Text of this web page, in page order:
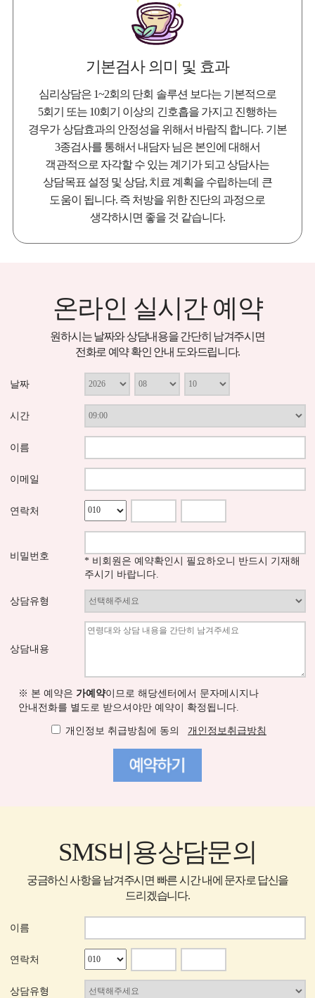
기본검사 의미 및 효과
심리상담은 1~2회의 단회 솔루션 보다는 기본적으로
5회기 또는 10회기 이상의 긴호흡을 가지고 진행하는
경우가 상담효과의 안정성을 위해서 바람직 합니다. 기본
3종검사를 통해서 내담자 님은 본인에 대해서
객관적으로 자각할 수 있는 계기가 되고 상담사는
상담목표 설정 및 상담, 치료 계획을 수립하는데 큰
도움이 됩니다. 즉 처방을 위한 진단의 과정으로
생각하시면 좋을 것 같습니다.
온라인 실시간 예약
원하시는 날짜와 상담내용을 간단히 남겨주시면
전화로 예약 확인 안내 도와드립니다.
날짜
시간
이름
이메일
연락처
비밀번호
* 비회원은 예약확인시 필요하오니 반드시 기재해
주시기 바랍니다.
상담유형
상담내용
※ 본 예약은 가예약이므로 해당센터에서 문자메시지나
안내전화를 별도로 받으셔야만 예약이 확정됩니다.
개인정보 취급방침에 동의 개인정보취급방침
SMS비용상담문의
궁금하신 사항을 남겨주시면 빠른 시간 내에 문자로 답신을
드리겠습니다.
이름
연락처
상담유형